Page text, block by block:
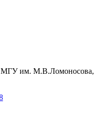
МГУ им. М.В.Ломоносова,